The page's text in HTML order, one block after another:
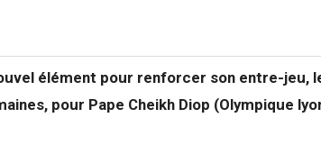
élément pour renforcer son entre-jeu,
pour Pape Cheikh Diop (Olympique